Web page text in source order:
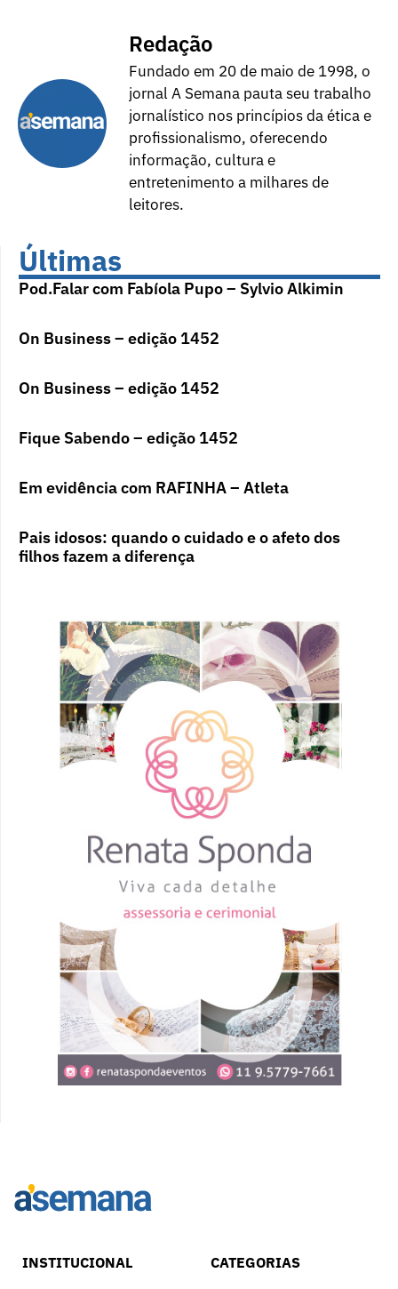
Redação
Fundado em 20 de maio de 1998, o
jornal A Semana pauta seu trabalho
jornalístico nos princípios da ética e
profissionalismo, oferecendo
informação, cultura e
entretenimento a milhares de
leitores.
Últimas
Pod.Falar com Fabíola Pupo – Sylvio Alkimin
On Business – edição 1452
On Business – edição 1452
Fique Sabendo – edição 1452
Em evidência com RAFINHA – Atleta
Pais idosos: quando o cuidado e o afeto dos
filhos fazem a diferença
INSTITUCIONAL CATEGORIAS